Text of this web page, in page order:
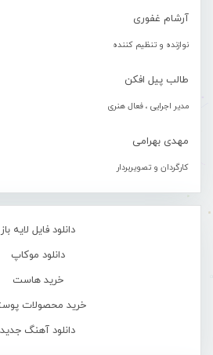
آرشام غفوری
نوازنده و تنظیم کننده
طالب پیل افکن
مدیر اجرایی ، فعال هنری
مهدی بهرامی
کارگردان و تصویربردار
دانلود فایل لایه باز
دانلود موکاپ
خرید هاست
خرید محصولات
دانلود آهنگ جدید